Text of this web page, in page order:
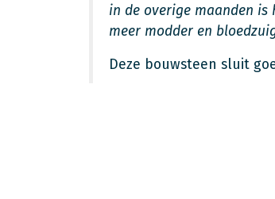
in de overige maanden
meer modder en
Deze bouwsteen sluit